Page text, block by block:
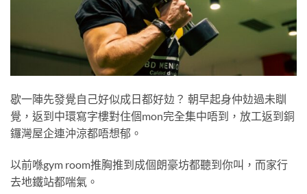
歇一陣先發覺自己好似成日都好攰？ 朝早起身仲攰過未瞓
覺，返到中環寫字樓對住個mon完全集中唔到，放工返到銅
鑼灣屋企連沖涼都唔想郁。
以前喺gym room推胸推到成個朗豪坊都聽到你叫，而家行
去地鐵站都喘氣。